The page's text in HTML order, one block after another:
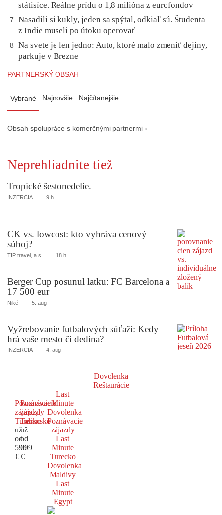
státisíce. Reálne prídu o 1,8 milióna z eurofondov
7
Nasadili si kukly, jeden sa spýtal, odkiaľ sú. Študenta
z Indie museli po útoku operovať
8
Na svete je len jedno: Auto, ktoré malo zmeniť dejiny,
parkuje v Brezne
PARTNERSKÝ OBSAH
Vybrané Najnovšie Najčítanejšie
Obsah spolupráce s komerčnými partnermi ›
Neprehliadnite tiež
Tropické šestonedelie.
INZERCIA 9 h
CK vs. lowcost: kto vyhráva cenový
súboj?
TIP travel, a.s. 18 h
Berger Cup posunul latku: FC Barcelona a
17 500 eur
Niké 5. aug
Vyžrebovanie futbalových súťaží: Kedy
hrá vaše mesto či dedina?
INZERCIA 4. aug
Dovolenka
Reštaurácie
Poznávacie
zájazdy
Turecko
už
od
599
€
Poznávacie
zájazdy
Taliansko
už
od
699
€
Last
Minute
Dovolenka
Poznávacie
zájazdy
Last
Minute
Turecko
Dovolenka
Maldivy
Last
Minute
Egypt